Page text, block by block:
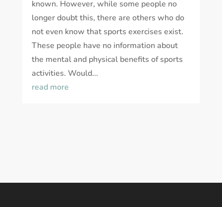
known. However, while some people no
longer doubt this, there are others who do
not even know that sports exercises exist.
These people have no information about
the mental and physical benefits of sports
activities. Would...
read more